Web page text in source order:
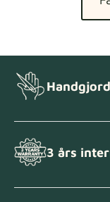
3 års